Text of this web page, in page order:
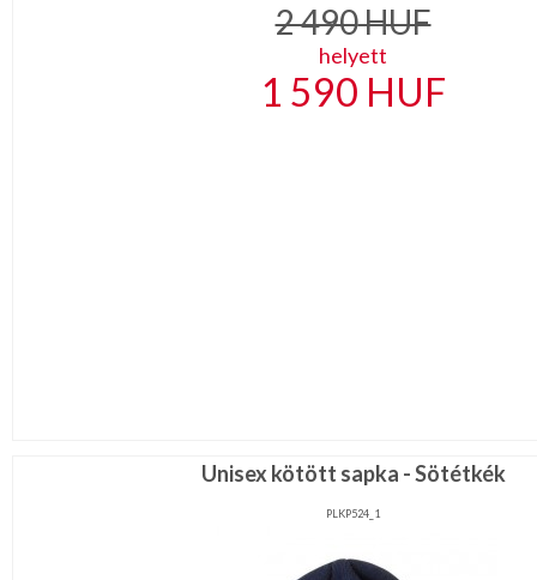
2 490HUF
helyett
1 590 HUF
Unisex kötött sapka - Sötétkék
PLKP524_1